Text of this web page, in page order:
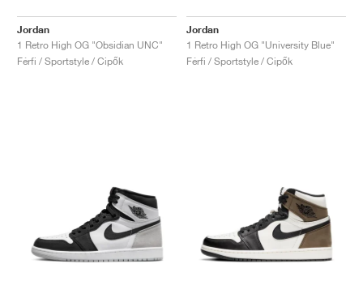
Jordan
1 Retro High OG "Obsidian UNC"
Férfi / Sportstyle / Cipők
Jordan
1 Retro High OG "University Blue"
Férfi / Sportstyle / Cipők